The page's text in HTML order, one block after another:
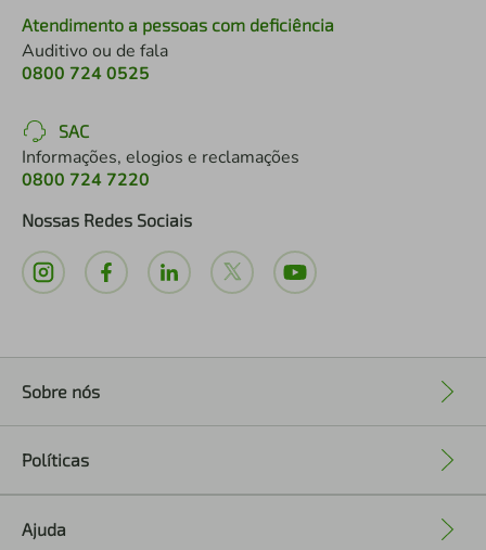
Atendimento a pessoas com deficiência
Auditivo ou de fala
0800 724 0525
SAC
Informações, elogios e reclamações
0800 724 7220
Nossas Redes Sociais
Sobre nós
Políticas
Ajuda